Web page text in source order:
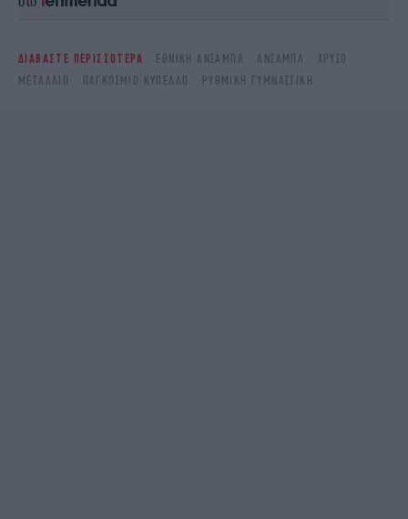
ΔΙΑΒΑΣΤΕ ΠΕΡΙΣΣΟΤΕΡΑ ΕΘΝΙΚΗ ΑΝΣΑΜΠΛ ΑΝΣΆΜΠΛ
ΧΡΥΣΌ
ΜΕΤΆΛΛΙΟ
ΠΑΓΚΌΣΜΙΟ ΚΎΠΕΛΛΟ ΡΥΘΜΙΚΉ ΓΥΜΝΑΣΤΙΚΉ